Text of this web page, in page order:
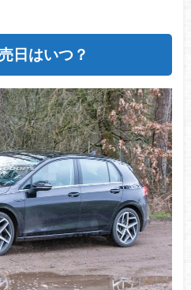
日はいつ？